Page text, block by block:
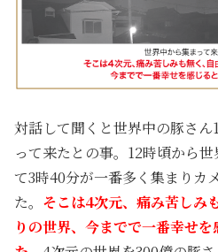
対話して聞くと世界中の豚さ
って来たとの事。12時頃から
て3時40分が一番多く集まりカ
た。 そこは4次元、痛み苦しみ
りの世界、今までで一番幸せ